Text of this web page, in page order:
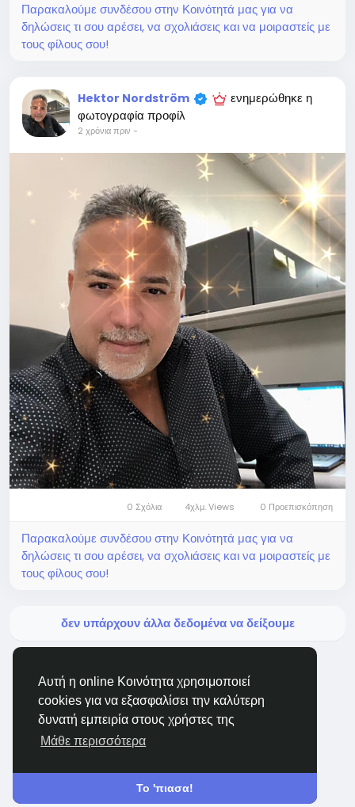
Αυτή η online Κοινότητα χρησιμοποιεί
cookies για να εξασφαλίσει την καλύτερη
δυνατή εμπειρία στους χρήστες της
Μάθε περισσότερα
Το 'πιασα!
Παρακαλούμε συνδέσου στην Κοινότητά μας για να
δηλώσεις τι σου αρέσει, να σχολιάσεις και να μοιραστείς με
τους φίλους σου!
Hektor Nordström
ενημερώθηκε η
φωτογραφία προφίλ
2 χρόνια πριν -
0 Σχόλια 4χλμ. Views 0 Προεπισκόπηση
Παρακαλούμε συνδέσου στην Κοινότητά μας για να
δηλώσεις τι σου αρέσει, να σχολιάσεις και να μοιραστείς με
τους φίλους σου!
δεν υπάρχουν άλλα δεδομένα να δείξουμε
BigMoney.VIP Powered by